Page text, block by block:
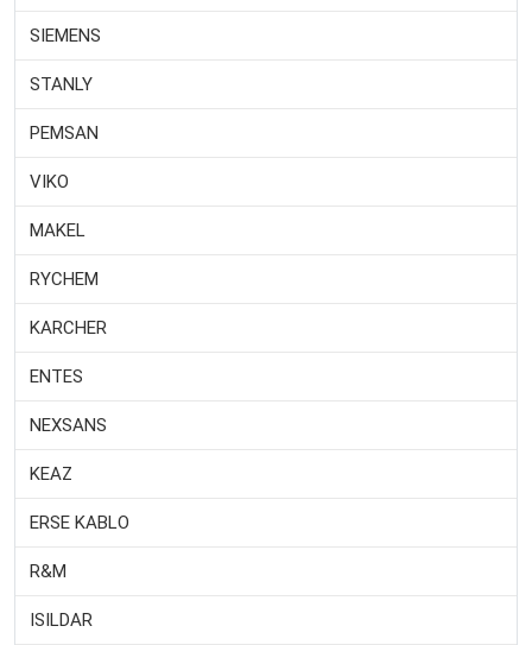
SIEMENS
STANLY
PEMSAN
VIKO
MAKEL
RYCHEM
KARCHER
ENTES
NEXSANS
KEAZ
ERSE KABLO
R&M
ISILDAR